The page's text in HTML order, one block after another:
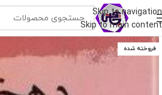
Skip to navigation
Skip to main content
فروخته شده